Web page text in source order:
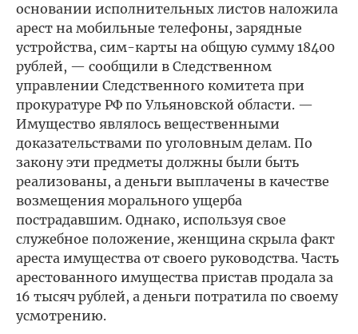
основании исполнительных листов наложила
арест на мобильные телефоны, зарядные
устройства, сим-карты на общую сумму 18400
рублей, — сообщили в Следственном
управлении Следственного комитета при
прокуратуре РФ по Ульяновской области. —
Имущество являлось вещественными
доказательствами по уголовным делам. По
закону эти предметы должны были быть
реализованы, а деньги выплачены в качестве
возмещения морального ущерба
пострадавшим. Однако, используя свое
служебное положение, женщина скрыла факт
ареста имущества от своего руководства. Часть
арестованного имущества пристав продала за
16 тысяч рублей, а деньги потратила по своему
усмотрению.